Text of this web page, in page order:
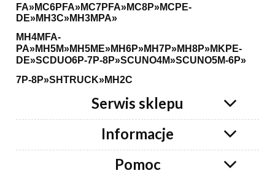
FA»MC6PFA»MC7PFA»MC8P»MCPE-
DE»MH3C»MH3MPA»
MH4MFA-
PA»MH5M»MH5ME»MH6P»MH7P»MH8P»MKPE-
DE»SCDUO6P-7P-8P»SCUNO4M»SCUNO5M-6P»
7P-8P»SHTRUCK»MH2C
Serwis sklepu
Informacje
Pomoc